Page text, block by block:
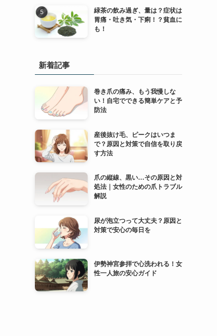
緑茶の飲み過ぎ、量は？症状は
胃痛・吐き気・下痢！？貧血に
も！
新着記事
巻き爪の痛み、もう我慢しな
い！自宅でできる簡単ケアと予
防法
産後抜け毛、ピークはいつま
で？原因と対策で自信を取り戻
す方法
爪の縦線、黒い…その原因と対
処法｜女性のための爪トラブル
解説
尿が泡立つって大丈夫？原因と
対策で安心の毎日を
伊勢神宮参拝で心洗われる！女
性一人旅の安心ガイド